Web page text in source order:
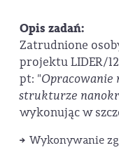
Opis zadań:
Zatrudnione
projektu LIDER/
pt: "Opracowanie
strukturze
wykonując w
Wykonywanie